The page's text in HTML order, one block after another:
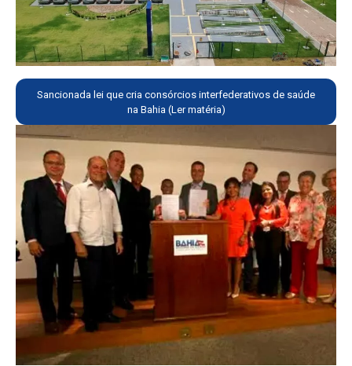
Sancionada lei que cria consórcios interfederativos de saúde
na Bahia (Ler matéria)